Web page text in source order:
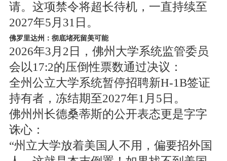
请。这项禁令将超长待机，一直持续至
2027年5月31日。
佛罗里达州：彻底堵死留美可能
2026年3月2日，佛州大学系统监管委员
会以17:2的压倒性票数通过决议：
全州公立大学系统暂停招聘新H-1B签证
持有者，冻结期至2027年1月5日。
佛州州长德桑蒂斯的公开表态更是字字
诛心：
“州立大学放着美国人不用，偏要招外国